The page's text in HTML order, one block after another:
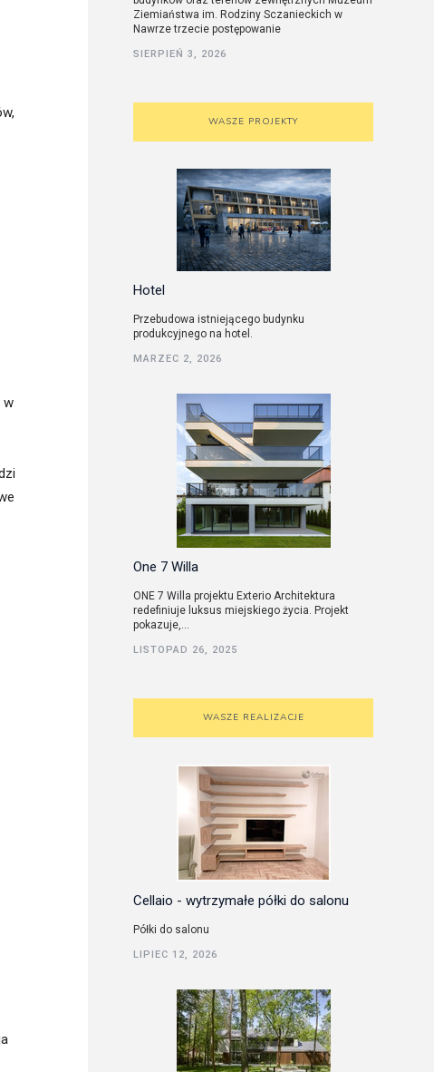
w
Ziemiaństwa im. Rodziny Sczanieckich w
Nawrze trzecie postępowanie
SIERPIEŃ 3, 2026
WASZE PROJEKTY
Hotel
Przebudowa istniejącego budynku
produkcyjnego na hotel.
MARZEC 2, 2026
One 7 Willa
ONE 7 Willa projektu Exterio Architektura
redefiniuje luksus miejskiego życia. Projekt
pokazuje,...
LISTOPAD 26, 2025
WASZE REALIZACJE
Cellaio - wytrzymałe półki do salonu
Półki do salonu
LIPIEC 12, 2026